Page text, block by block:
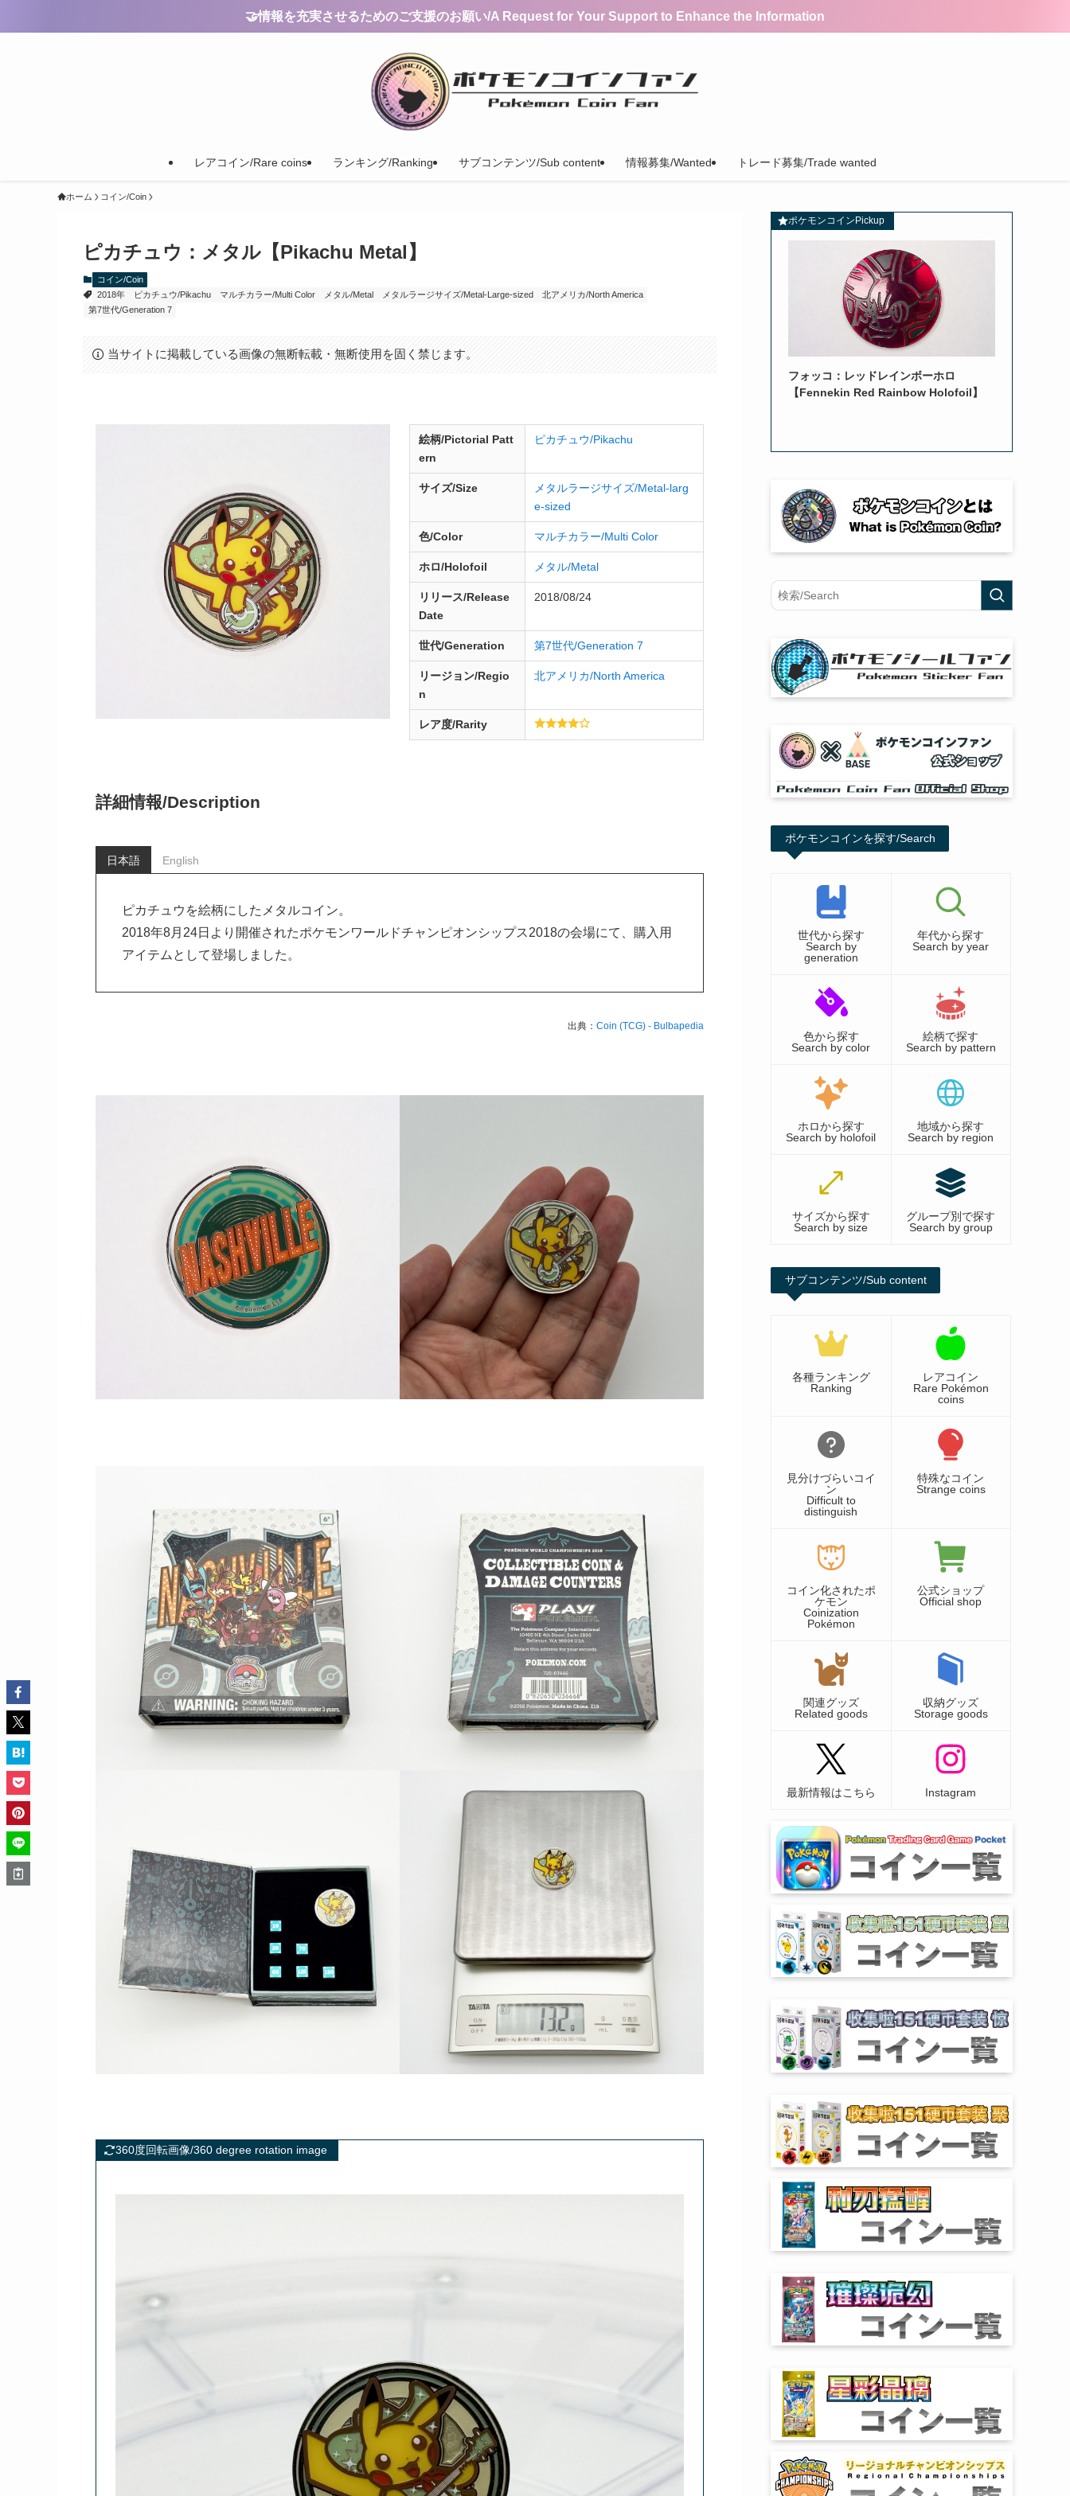
🤝情報を充実させるためのご支援のお願い/A Request for Your Support to Enhance the Information
レアコイン/Rare coins ランキング/Ranking サブコンテンツ/Sub content 情報募集/Wanted トレード募集/Trade wanted
ホーム コイン/Coin
ピカチュウ：メタル【Pikachu Metal】
コイン/Coin
2018年
ピカチュウ/Pikachu マルチカラー/Multi Color メタル/Metal メタルラージサイズ/Metal-Large-sized
北アメリカ/North America
第7世代/Generation 7
当サイトに掲載している画像の無断転載・無断使用を固く禁じます。
絵柄/Pictorial Patt
ern
ピカチュウ/Pikachu
サイズ/Size
メタルラージサイズ/Metal-larg
e-sized
色/Color マルチカラー/Multi Color
ホロ/Holofoil メタル/Metal
リリース/Release
Date
2018/08/24
世代/Generation 第7世代/Generation 7
リージョン/Regio
n
北アメリカ/North America
レア度/Rarity
詳細情報/Description
日本語 English
ピカチュウを絵柄にしたメタルコイン。
2018年8月24日より開催されたポケモンワールドチャンピオンシップス2018の会場にて、購入用
アイテムとして登場しました。
出典： Coin (TCG) - Bulbapedia
360度回転画像/360 degree rotation image
ポケモンコインPickup
フォッコ：レッドレインボーホロ
【Fennekin Red Rainbow Holofoil】
ポケモンコインを探す/Search
世代から探す
Search by
generation
年代から探す
Search by year
色から探す
Search by color
絵柄で探す
Search by pattern
ホロから探す
Search by holofoil
地域から探す
Search by region
サイズから探す
Search by size
グループ別で探す
Search by group
サブコンテンツ/Sub content
各種ランキング
Ranking
レアコイン
Rare Pokémon
coins
見分けづらいコイ
ン
Difficult to
distinguish
特殊なコイン
Strange coins
コイン化されたポ
ケモン
Coinization
Pokémon
公式ショップ
Official shop
関連グッズ
Related goods
収納グッズ
Storage goods
最新情報はこちら Instagram